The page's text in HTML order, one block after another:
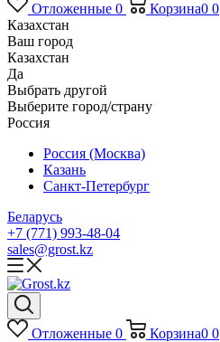
Отложенные 0 Корзина0 0
Казахстан
Ваш город
Казахстан
Да
Выбрать другой
Выберите город/страну
Россия
Россия (Москва)
Казань
Санкт-Петербург
Беларусь
+7 (771) 993-48-04
sales@grost.kz
Отложенные 0 Корзина0 0